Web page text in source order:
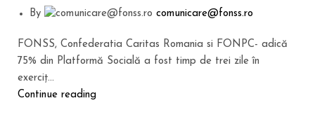
By comunicare@fonss.ro
FONSS, Confederatia Caritas Romania si FONPC- adică
75% din Platformă Socială a fost timp de trei zile în
exerciț...
Continue reading